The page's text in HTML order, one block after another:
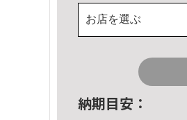
お店を選ぶ
納期目安：